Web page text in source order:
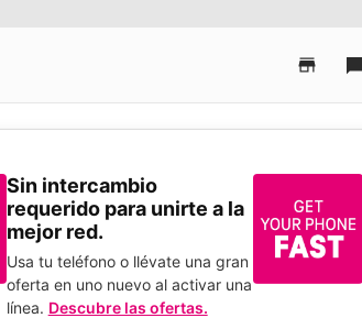
Sin intercambio
requerido para unirte a la
mejor red.
Usa tu teléfono o llévate una gran
oferta en uno nuevo al activar una
línea. Descubre las ofertas.